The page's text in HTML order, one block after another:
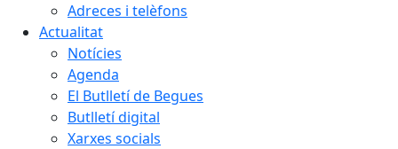
Adreces i telèfons
Actualitat
Notícies
Agenda
El Butlletí de Begues
Butlletí digital
Xarxes socials